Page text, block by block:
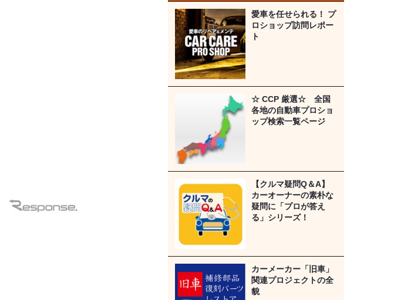
愛車を任せられる！ プ
ロショップ訪問レポー
ト
☆ CCP 厳選☆ 全国
各地の自動車プロショ
ップ検索一覧ページ
【クルマ疑問Q＆A】
カーオーナーの素朴な
疑問に「プロが答え
る」シリーズ！
カーメーカー「旧車」
関連プロジェクトの全
貌